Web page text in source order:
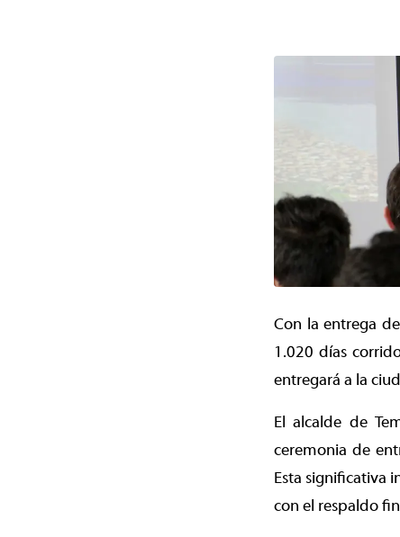
Con la entrega
1.020 días
entregará a la
El alcalde de
ceremonia de
Esta significativa
con el respaldo